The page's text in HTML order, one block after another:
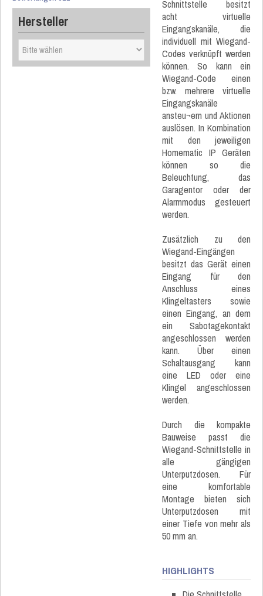
Hersteller
Schnittstelle besitzt
acht virtuelle
Eingangskanäle, die
individuell mit Wiegand-
Codes verknüpft werden
können. So kann ein
Wiegand-Code einen
bzw. mehrere virtuelle
Eingangskanäle
ansteu¬ern und Aktionen
auslösen. In Kombination
mit den jeweiligen
Homematic IP Geräten
können so die
Beleuchtung, das
Garagentor oder der
Alarmmodus gesteuert
werden.
Zusätzlich zu den
Wiegand-Eingängen
besitzt das Gerät einen
Eingang für den
Anschluss eines
Klingeltasters sowie
einen Eingang, an dem
ein Sabotagekontakt
angeschlossen werden
kann. Über einen
Schaltausgang kann
eine LED oder eine
Klingel angeschlossen
werden.
Durch die kompakte
Bauweise passt die
Wiegand-Schnittstelle in
alle gängigen
Unterputzdosen. Für
eine komfortable
Montage bieten sich
Unterputzdosen mit
einer Tiefe von mehr als
50 mm an.
HIGHLIGHTS